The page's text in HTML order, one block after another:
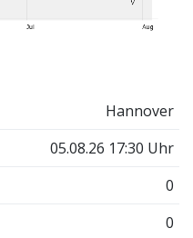
Hannover
05.08.26 17:30 Uhr
0
0